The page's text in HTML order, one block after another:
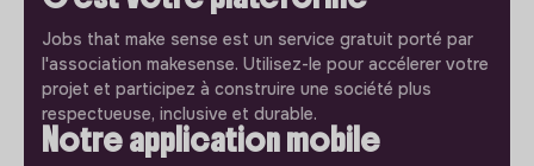
Jobs that make sense est un service gratuit porté par
l'association makesense. Utilisez-le pour accélerer votre
projet et participez à construire une société plus
respectueuse, inclusive et durable.
Notre application mobile